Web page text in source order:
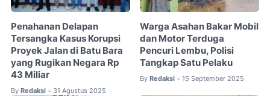
Penahanan Delapan
Tersangka Kasus Korupsi
Proyek Jalan di Batu Bara
yang Rugikan Negara Rp
43 Miliar
By Redaksi • 31 Agustus 2025
Warga Asahan Bakar Mobil
dan Motor Terduga
Pencuri Lembu, Polisi
Tangkap Satu Pelaku
By Redaksi • 15 September 2025